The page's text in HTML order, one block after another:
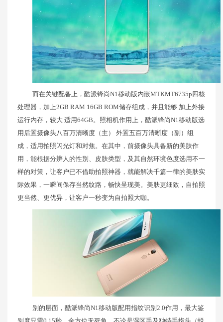
而在关键配备上，酷派锋尚N1移动版内嵌MTKMT6735p四核
处理器，加上2GB RAM 16GB ROM储存组成，并且能够 加上外接
运行内存，较大 适用64GB。照相机作用上，酷派锋尚N1移动版选
用后置摄像头八百万清晰度（主） 外置五百万清晰度（副）组
成，适用拍照闪光灯和对焦。在其中，前摄像头具备新的美肤作
用，能根据分辨人的性別、皮肤类型，及其自然环境色度选用不一
样的对策，让客户已不借助拍照神器，就能解决千篇一律的美肤实
际效果，一瞬间保存当然纹路，畅快呈现美。美肤更细致，自拍照
更当然、更优异，让客户一秒变为自拍照大咖。
别的层面，酷派锋尚N1移动版配用指纹识别2.0作用，最大鉴